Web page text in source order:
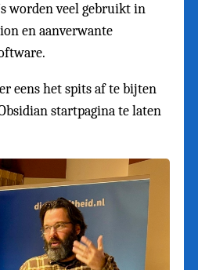
worden veel gebruikt in
en aanverwante
eens het spits af te bijten
startpagina te laten